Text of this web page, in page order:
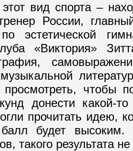
вид спорта –
России,
эстетической
«Виктория»
чтобы
донести какой-
прочитать идею,
балл будет
такого результата не